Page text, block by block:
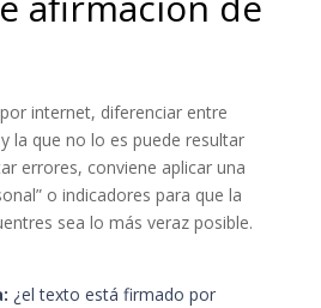
internet, diferenciar entre
la que no lo es puede resultar
errores, conviene aplicar una
o indicadores para que la
sea lo más veraz posible.
¿el texto está firmado por